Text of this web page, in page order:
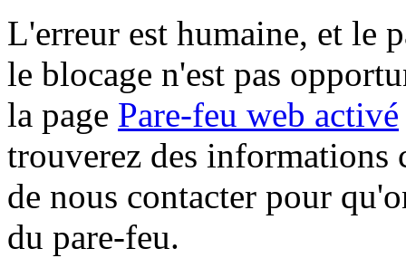
L'erreur est humaine, et le
le blocage n'est pas
la page Pare-feu web activé
trouverez des informations
de nous contacter pour
du pare-feu.